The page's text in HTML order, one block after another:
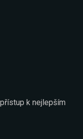
k nejlepším